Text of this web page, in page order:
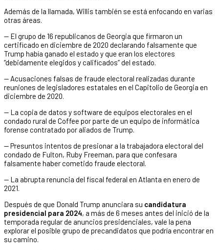
Además de la llamada, Willis también se está enfocando en varias
otras áreas.
— El grupo de 16 republicanos de Georgia que firmaron un
certificado en diciembre de 2020 declarando falsamente que
Trump había ganado el estado y que eran los electores
“debidamente elegidos y calificados” del estado.
— Acusaciones falsas de fraude electoral realizadas durante
reuniones de legisladores estatales en el Capitolio de Georgia en
diciembre de 2020.
— La copia de datos y software de equipos electorales en el
condado rural de Coffee por parte de un equipo de informática
forense contratado por aliados de Trump.
— Presuntos intentos de presionar a la trabajadora electoral del
condado de Fulton, Ruby Freeman, para que confesara
falsamente haber cometido fraude electoral.
— La abrupta renuncia del fiscal federal en Atlanta en enero de
2021.
Después de que Donald Trump anunciara su candidatura
presidencial para 2024, a más de 6 meses antes del inició de la
temporada regular de anuncios presidenciales, vale la pena
explorar el posible grupo de precandidatos que podría encontrar en
su camino.